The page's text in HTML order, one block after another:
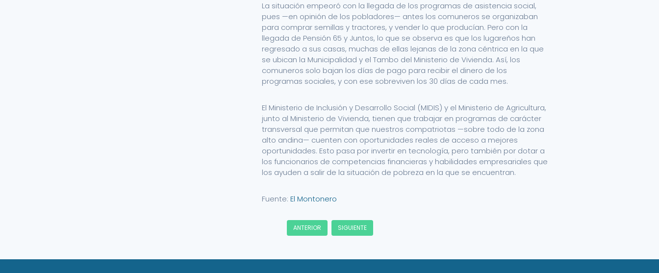
La situación empeoró con la llegada de los programas de asistencia social,
pues —en opinión de los pobladores— antes los comuneros se organizaban
para comprar semillas y tractores, y vender lo que producían. Pero con la
llegada de Pensión 65 y Juntos, lo que se observa es que los lugareños han
regresado a sus casas, muchas de ellas lejanas de la zona céntrica en la que
se ubican la Municipalidad y el Tambo del Ministerio de Vivienda. Así, los
comuneros solo bajan los días de pago para recibir el dinero de los
programas sociales, y con ese sobreviven los 30 días de cada mes.
El Ministerio de Inclusión y Desarrollo Social (MIDIS) y el Ministerio de Agricultura,
junto al Ministerio de Vivienda, tienen que trabajar en programas de carácter
transversal que permitan que nuestros compatriotas —sobre todo de la zona
alto andina— cuenten con oportunidades reales de acceso a mejores
oportunidades. Esto pasa por invertir en tecnología, pero también por dotar a
los funcionarios de competencias financieras y habilidades empresariales que
los ayuden a salir de la situación de pobreza en la que se encuentran.
Fuente: El Montonero
ANTERIOR SIGUIENTE